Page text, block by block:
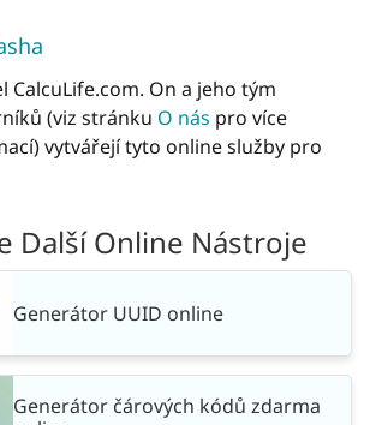
CalcuLife.com. On a jeho tým
(viz stránku O nás pro více
vytvářejí tyto online služby pro
Další Online Nástroje
Generátor UUID online
Generátor čárových kódů zdarma